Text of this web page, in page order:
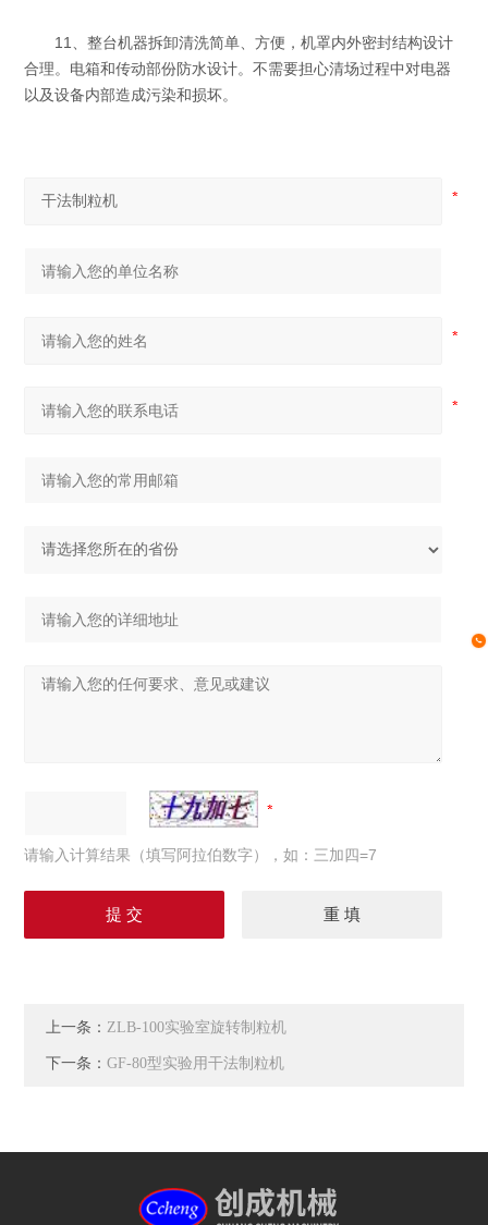
11、整台机器拆卸清洗简单、方便，机罩内外密封结构设计
合理。电箱和传动部份防水设计。不需要担心清场过程中对电器
以及设备内部造成污染和损坏。
请输入计算结果（填写阿拉伯数字），如：三加四=7
上一条： ZLB-100实验室旋转制粒机
下一条：GF-80型实验用干法制粒机